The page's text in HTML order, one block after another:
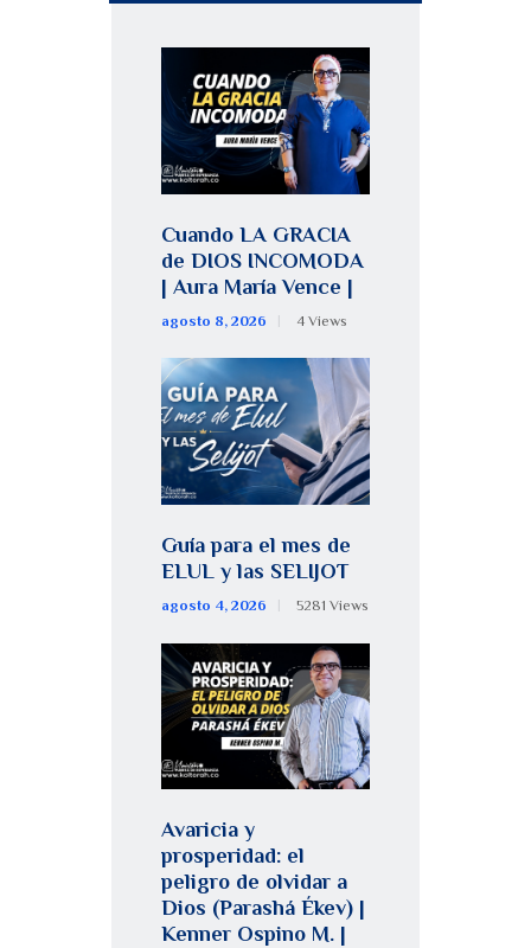
Cuando LA GRACIA
de DIOS INCOMODA
| Aura María Vence |
agosto 8, 2026 4 Views
Guía para el mes de
ELUL y las SELIJOT
agosto 4, 2026 5281 Views
Avaricia y
prosperidad: el
peligro de olvidar a
Dios (Parashá Ékev) |
Kenner Ospino M. |